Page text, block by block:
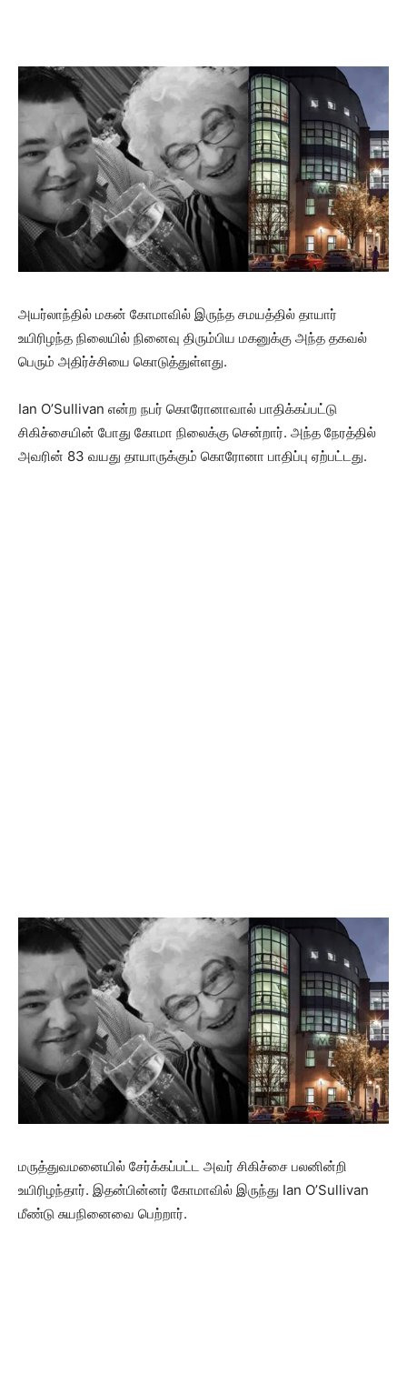
அயர்லாந்தில் மகன் கோமாவில் இருந்த சமயத்தில் தாயார்
உயிரிழந்த நிலையில் நினைவு திரும்பிய மகனுக்கு அந்த தகவல்
பெரும் அதிர்ச்சியை கொடுத்துள்ளது.
Ian O’Sullivan என்ற நபர் கொரோனாவால் பாதிக்கப்பட்டு
சிகிச்சையின் போது கோமா நிலைக்கு சென்றார். அந்த நேரத்தில்
அவரின் 83 வயது தாயாருக்கும் கொரோனா பாதிப்பு ஏற்பட்டது.
மருத்துவமனையில் சேர்க்கப்பட்ட அவர் சிகிச்சை பலனின்றி
உயிரிழந்தார். இதன்பின்னர் கோமாவில் இருந்து Ian O’Sullivan
மீண்டு சுயநினைவை பெற்றார்.